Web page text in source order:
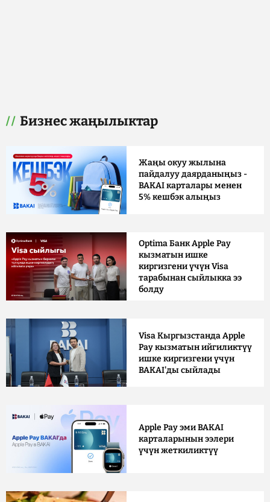
Бизнес жаңылыктар
Жаңы окуу жылына
пайдалуу даярданыңыз -
BAKAI карталары менен
5% кешбэк алыңыз
Optima Банк Apple Pay
кызматын ишке
киргизгени үчүн Visa
тарабынан сыйлыкка ээ
болду
Visa Кыргызстанда Apple
Pay кызматын ийгиликтүү
ишке киргизгени үчүн
BAKAI'ды сыйлады
Apple Pay эми BAKAI
карталарынын ээлери
үчүн жеткиликтүү